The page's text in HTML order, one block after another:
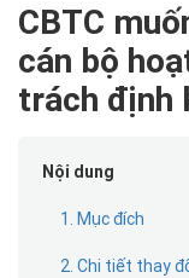
CBTC
cán bộ
trách định
Nội dung
1. Mục đích
2. Chi tiết thay